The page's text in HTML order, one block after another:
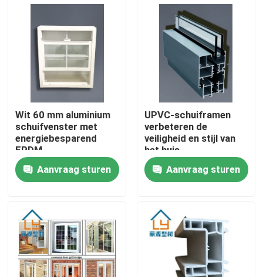
Ongeveer ons
Fabrieksreis
Kwaliteitscontrole
Contacteer ons
UPVC-Deurprofielen
UPVC-Vensterprofielen
Wit 60 mm aluminium
schuifvenster met
energiebesparend
EPDM-
verzegelingssysteem
met enkel/dubbel glas
Aanvraag sturen
UPVC-schuiframen
verbeteren de
veiligheid en stijl van
het huis
Aanvraag sturen